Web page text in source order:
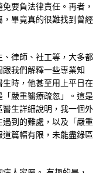
要負法律責任。再者，
畢竟真的很難找到曾經
律師、社工等，大多都
我們解釋一些專業知
時，他甚至用上平日在
嚴重醫療疏忽」。這是
生詳細說明，我一個外
到的難處，以及「嚴重
篇幅有限，未能盡錄區